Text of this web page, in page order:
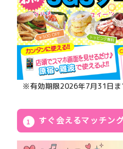
※有効期限2026年7月31日ま
すぐ会えるマッチン